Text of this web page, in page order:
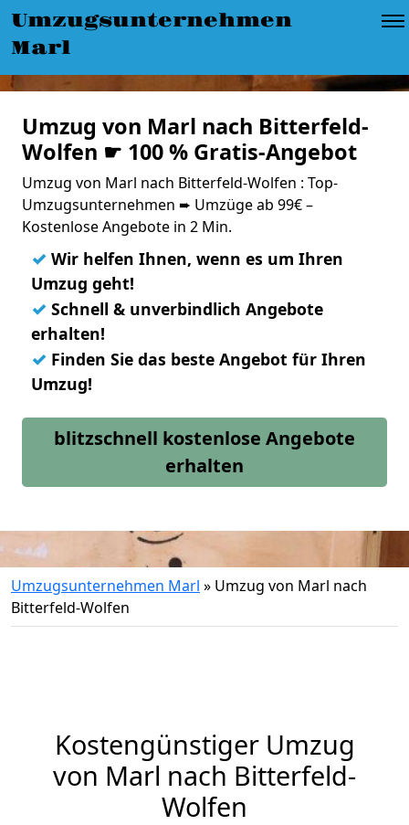
Umzugsunternehmen
Marl
Umzug von Marl nach Bitterfeld-
Wolfen ☛ 100 % Gratis-Angebot
Umzug von Marl nach Bitterfeld-Wolfen : Top-
Umzugsunternehmen ➨ Umzüge ab 99€ –
Kostenlose Angebote in 2 Min.
✓ Wir helfen Ihnen, wenn es um Ihren
Umzug geht!
✓ Schnell & unverbindlich Angebote
erhalten!
✓ Finden Sie das beste Angebot für Ihren
Umzug!
blitzschnell kostenlose Angebote
erhalten
Umzugsunternehmen Marl » Umzug von Marl nach
Bitterfeld-Wolfen
Kostengünstiger Umzug
von Marl nach Bitterfeld-
Wolfen